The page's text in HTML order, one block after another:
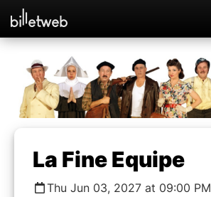
La Fine Equipe
Thu Jun 03, 2027 at 09:00 PM